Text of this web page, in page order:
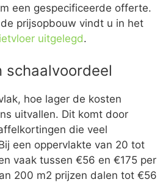
een gespecificeerde offerte.
prijsopbouw vindt u in het
uitgelegd.
schaalvoordeel
hoe lager de kosten
uitvallen. Dit komt door
die veel
een oppervlakte van 20 tot
vaak tussen €56 en €175 per
200 m2 prijzen dalen tot €56